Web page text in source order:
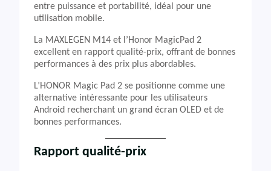
entre puissance et portabilité, idéal pour une
utilisation mobile.
La MAXLEGEN M14 et l’Honor MagicPad 2
excellent en rapport qualité-prix, offrant de bonnes
performances à des prix plus abordables.
L’HONOR Magic Pad 2 se positionne comme une
alternative intéressante pour les utilisateurs
Android recherchant un grand écran OLED et de
bonnes performances.
Rapport qualité-prix